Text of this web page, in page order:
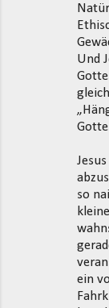
Und
so
ein